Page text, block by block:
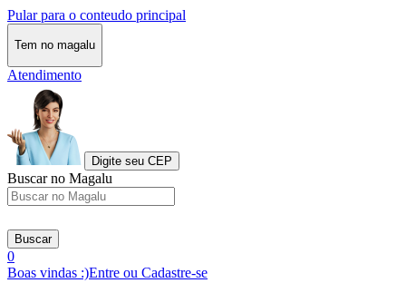
Pular para o conteudo principal
Tem no magalu
Atendimento
Digite seu CEP
Buscar no Magalu
Buscar
0
Boas vindas :)Entre ou Cadastre-se